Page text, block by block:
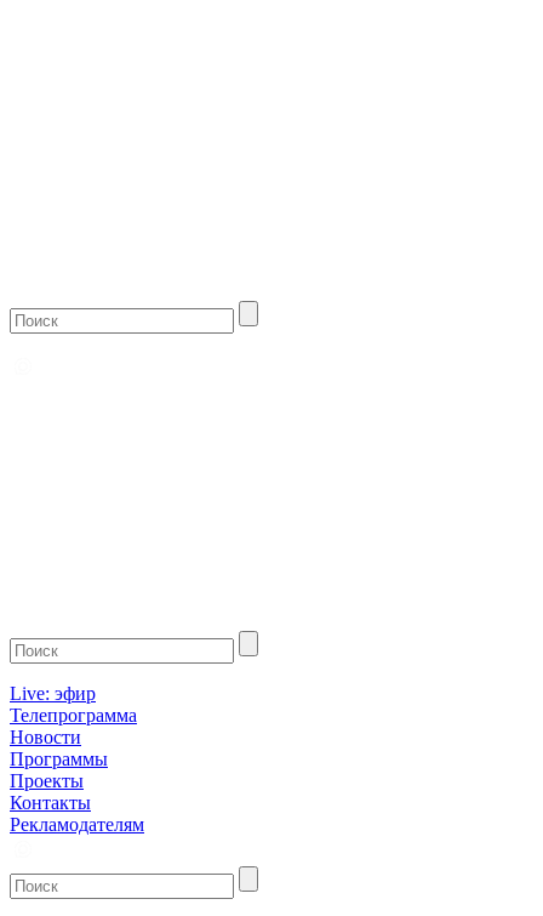
Live: эфир
Телепрограмма
Новости
Программы
Проекты
Контакты
Рекламодателям